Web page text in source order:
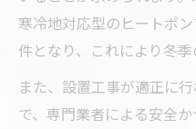
寒冷地対応型のヒートポ
件となり、これにより冬季
また、設置工事が適正に
で、専門業者による安全